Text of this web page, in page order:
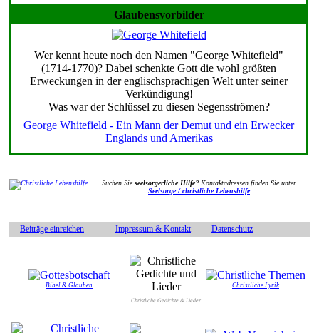
Glaubensvorbilder
Wer kennt heute noch den Namen "George Whitefield"
(1714-1770)? Dabei schenkte Gott die wohl größten
Erweckungen in der englischsprachigen Welt unter seiner
Verkündigung!
Was war der Schlüssel zu diesen Segensströmen?
George Whitefield - Ein Mann der Demut und ein Erwecker
Englands und Amerikas
Suchen Sieseelsorgerliche Hilfe? Kontaktadressen finden Sie unter
Seelsorge / christliche Lebenshilfe
Beiträge einreichen Impressum & Kontakt Datenschutz
Bibel & Glauben
Christliche Gedichte & Lieder
Christliche Lyrik